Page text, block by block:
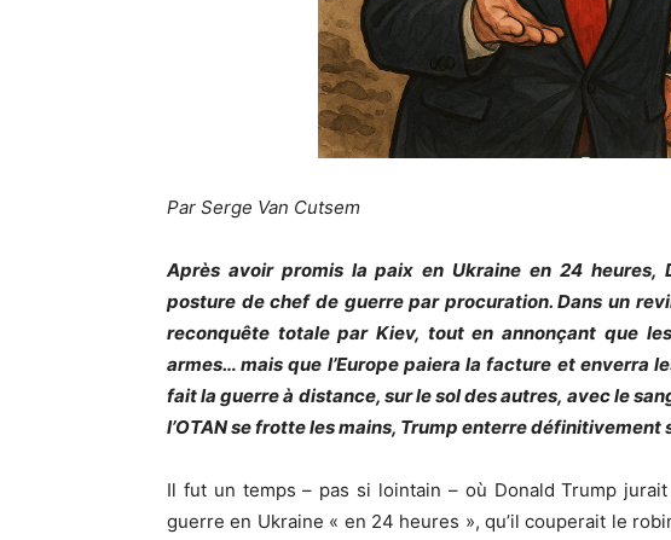
Par Serge Van Cutsem
Après avoir promis la paix en Ukraine en 24 heures,
posture de chef de guerre par procuration. Dans un
reconquête totale par Kiev, tout en annonçant que
armes… mais que l’Europe paiera la facture et enverra
fait la guerre à distance, sur le sol des autres, avec le
l’OTAN se frotte les mains, Trump enterre définitivement
Il fut un temps – pas si lointain – où Donald Trump
guerre en Ukraine « en 24 heures », qu’il couperait le